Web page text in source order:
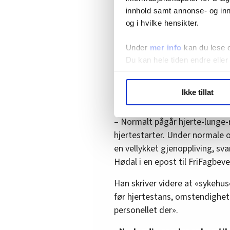
innhold samt annonse- og
og i hvilke hensikter.
Under mer info kan du lese
Du kan hele tiden endre
hvordan våre nettsider blir
annonsering. Disse er
Ikke tillat
Sykehuset Østfold i sin
Faksimile
Sykehuset Østfold
Åge Villi Kristiansen ble
skrev Sykehuset Østfold.
– Normalt pågår hjerte-
hjertestarter. Under normale
en vellykket gjenoppliving,
Hødal i en epost til
Han skriver videre at
før hjertestans,
personellet der».